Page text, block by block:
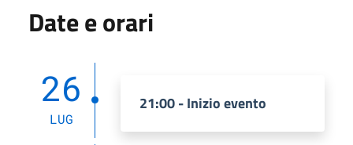
Date e orari
26
LUG
21:00 - Inizio evento